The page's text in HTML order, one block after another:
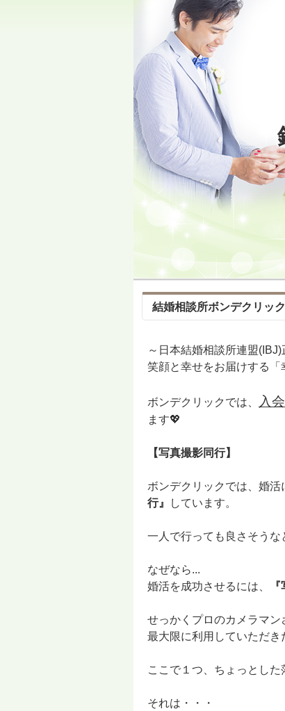
結婚相談所ボンデクリッ
～日本結婚相談所連盟
笑顔と幸せをお届けする「
ボンデクリックでは、 入
ます💖
【写真撮影同行】
ボンデクリックでは、婚
行』
しています。
一人で行っても良さそうな
なぜなら...
婚活を成功させるには、
せっかくプロのカメラマン
最大限に利用していただ
ここで１つ、ちょっとし
それは・・・